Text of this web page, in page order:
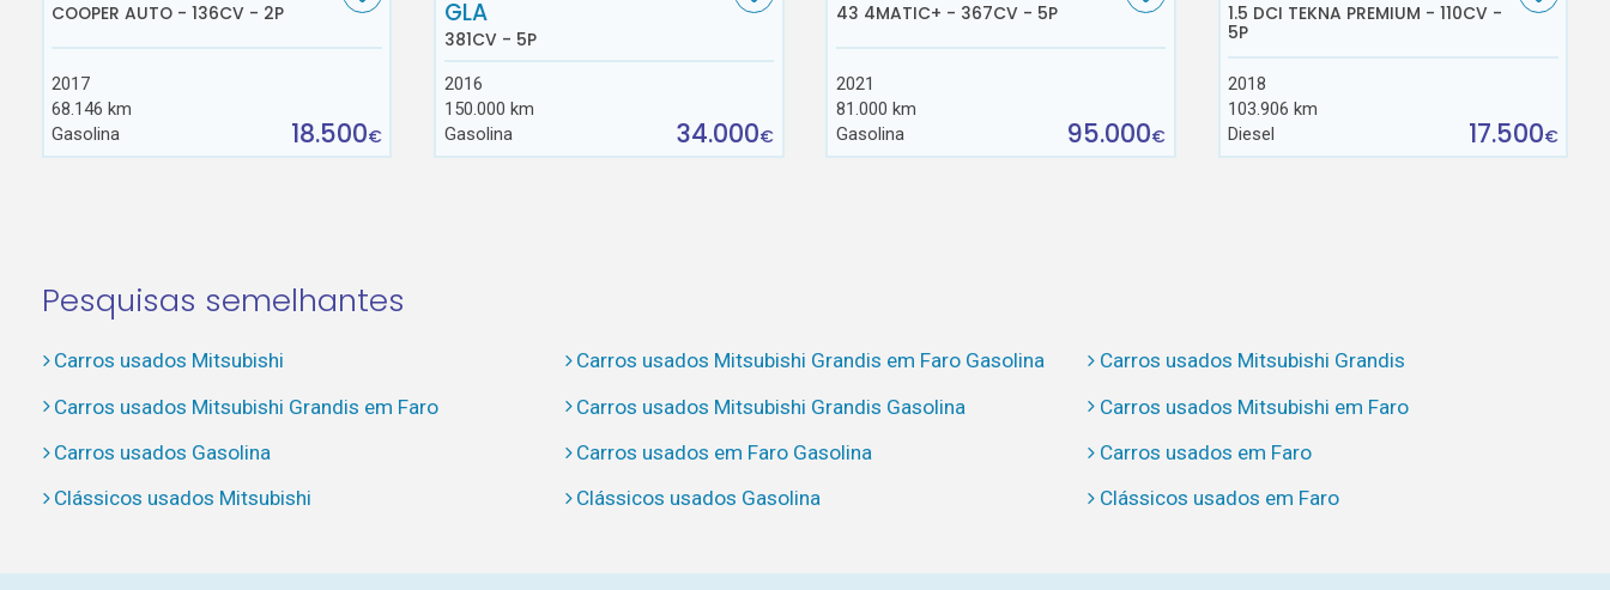
COOPER AUTO - 136CV - 2P
2017
68.146 km
Gasolina
18.500€
GLA
381CV - 5P
2016
150.000 km
Gasolina
34.000€
43 4MATIC+ - 367CV - 5P
2021
81.000 km
Gasolina
95.000€
1.5 DCI TEKNA PREMIUM - 110CV -
5P
2018
103.906 km
Diesel
17.500€
Pesquisas semelhantes
Carros usados Mitsubishi Carros usados Mitsubishi Grandis em Faro Gasolina
Carros usados Mitsubishi Grandis
Carros usados Mitsubishi Grandis em Faro
Carros usados Mitsubishi Grandis Gasolina
Carros usados Mitsubishi em Faro
Carros usados Gasolina
Carros usados em Faro Gasolina
Carros usados em Faro
Clássicos usados Mitsubishi
Clássicos usados Gasolina Clássicos usados em Faro